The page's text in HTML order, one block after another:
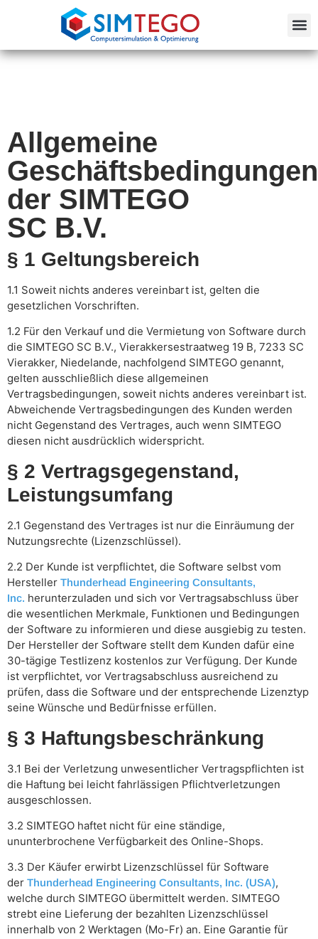
Allgemeine
Geschäftsbedingungen
der SIMTEGO
SC B.V.
§ 1 Geltungsbereich
1.1 Soweit nichts anderes vereinbart ist, gelten die
gesetzlichen Vorschriften.
1.2 Für den Verkauf und die Vermietung von Software durch
die SIMTEGO SC B.V., Vierakkersestraatweg 19 B, 7233 SC
Vierakker, Niedelande, nachfolgend SIMTEGO genannt,
gelten ausschließlich diese allgemeinen
Vertragsbedingungen, soweit nichts anderes vereinbart ist.
Abweichende Vertragsbedingungen des Kunden werden
nicht Gegenstand des Vertrages, auch wenn SIMTEGO
diesen nicht ausdrücklich widerspricht.
§ 2 Vertragsgegenstand,
Leistungsumfang
2.1 Gegenstand des Vertrages ist nur die Einräumung der
Nutzungsrechte (Lizenzschlüssel).
2.2 Der Kunde ist verpflichtet, die Software selbst vom
Hersteller Thunderhead Engineering Consultants,
Inc. herunterzuladen und sich vor Vertragsabschluss über
die wesentlichen Merkmale, Funktionen und Bedingungen
der Software zu informieren und diese ausgiebig zu testen.
Der Hersteller der Software stellt dem Kunden dafür eine
30-tägige Testlizenz kostenlos zur Verfügung. Der Kunde
ist verpflichtet, vor Vertragsabschluss ausreichend zu
prüfen, dass die Software und der entsprechende Lizenztyp
seine Wünsche und Bedürfnisse erfüllen.
§ 3 Haftungsbeschränkung
3.1 Bei der Verletzung unwesentlicher Vertragspflichten ist
die Haftung bei leicht fahrlässigen Pflichtverletzungen
ausgeschlossen.
3.2 SIMTEGO haftet nicht für eine ständige,
ununterbrochene Verfügbarkeit des Online-Shops.
3.3 Der Käufer erwirbt Lizenzschlüssel für Software
der Thunderhead Engineering Consultants, Inc. (USA),
welche durch SIMTEGO übermittelt werden. SIMTEGO
strebt eine Lieferung der bezahlten Lizenzschlüssel
innerhalb von 2 Werktagen (Mo-Fr) an. Eine Garantie für